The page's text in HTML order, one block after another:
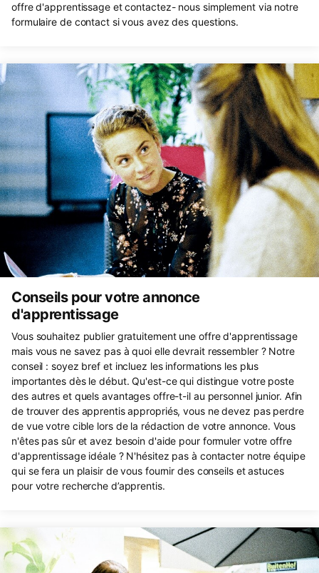
offre d'apprentissage et contactez- nous simplement via notre
formulaire de contact si vous avez des questions.
Conseils pour votre annonce
d'apprentissage
Vous souhaitez publier gratuitement une offre d'apprentissage
mais vous ne savez pas à quoi elle devrait ressembler ? Notre
conseil : soyez bref et incluez les informations les plus
importantes dès le début. Qu'est-ce qui distingue votre poste
des autres et quels avantages offre-t-il au personnel junior. Afin
de trouver des apprentis appropriés, vous ne devez pas perdre
de vue votre cible lors de la rédaction de votre annonce. Vous
n'êtes pas sûr et avez besoin d'aide pour formuler votre offre
d'apprentissage idéale ? N'hésitez pas à contacter notre équipe
qui se fera un plaisir de vous fournir des conseils et astuces
pour votre recherche d’apprentis.